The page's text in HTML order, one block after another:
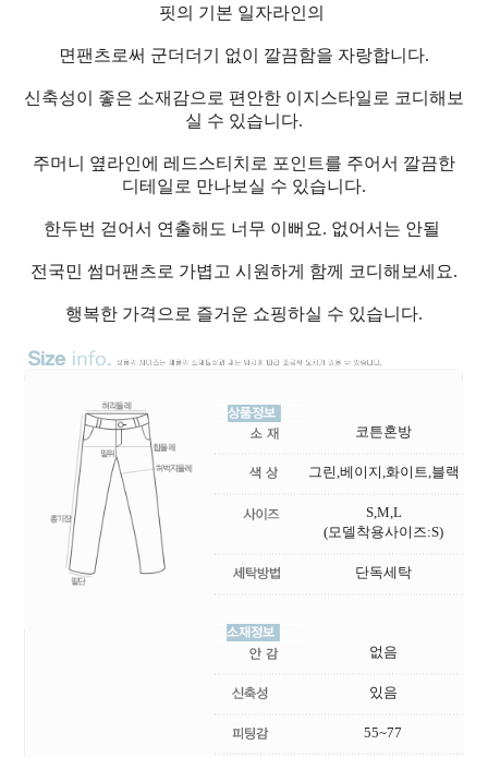
핏의 기본 일자라인의
면팬츠로써 군더더기 없이 깔끔함을 자랑합니다.
신축성이 좋은 소재감으로 편안한 이지스타일로 코디해보
실 수 있습니다.
주머니 옆라인에 레드스티치로 포인트를 주어서 깔끔한
디테일로 만나보실 수 있습니다.
한두번 걷어서 연출해도 너무 이뻐요. 없어서는 안될
전국민 썸머팬츠로 가볍고 시원하게 함께 코디해보세요.
행복한 가격으로 즐거운 쇼핑하실 수 있습니다.
코튼혼방
그린,베이지,화이트,블랙
S,M,L
(모델착용사이즈:S)
단독세탁
없음
있음
55~77